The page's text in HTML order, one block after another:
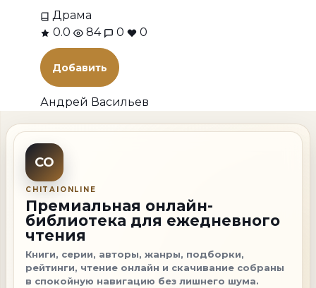
Драма
0.0
84 0 0
Добавить
Андрей Васильев
CO
CHITAIONLINE
Премиальная онлайн-
библиотека для ежедневного
чтения
Книги, серии, авторы, жанры, подборки,
рейтинги, чтение онлайн и скачивание собраны
в спокойную навигацию без лишнего шума.